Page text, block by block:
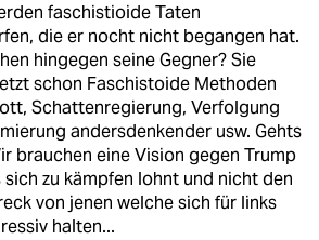
faschistioide Taten
die er nocht nicht begangen hat.
hingegen seine Gegner? Sie
schon Faschistoide Methoden
Schattenregierung, Verfolgung
andersdenkender usw. Gehts
brauchen eine Vision gegen Trump
sich zu kämpfen lohnt und nicht den
von jenen welche sich für links
halten...